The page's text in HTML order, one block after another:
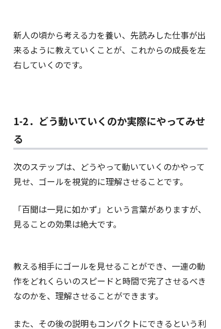
新人の頃から考える力を養い、先読みした仕事が出
来るように教えていくことが、これからの成長を左
右していくのです。
1-2．どう動いていくのか実際にやってみせ
る
次のステップは、どうやって動いていくのかやって
見せ、ゴールを視覚的に理解させることです。
「百聞は一見に如かず」という言葉がありますが、
見ることの効果は絶大です。
教える相手にゴールを見せることができ、一連の動
作をどれくらいのスピードと時間で完了させるべき
なのかを、理解させることができます。
また、その後の説明もコンパクトにできるという利